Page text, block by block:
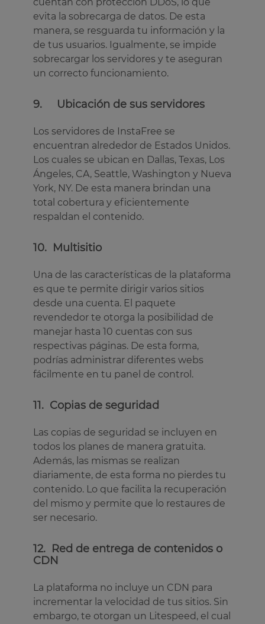
cuentan con protección DDoS, lo que
evita la sobrecarga de datos. De esta
manera, se resguarda tu información y la
de tus usuarios. Igualmente, se impide
sobrecargar los servidores y te aseguran
un correcto funcionamiento.
9. Ubicación de sus servidores
Los servidores de InstaFree se
encuentran alrededor de Estados Unidos.
Los cuales se ubican en Dallas, Texas, Los
Ángeles, CA, Seattle, Washington y Nueva
York, NY. De esta manera brindan una
total cobertura y eficientemente
respaldan el contenido.
10. Multisitio
Una de las características de la plataforma
es que te permite dirigir varios sitios
desde una cuenta. El paquete
revendedor te otorga la posibilidad de
manejar hasta 10 cuentas con sus
respectivas páginas. De esta forma,
podrías administrar diferentes webs
fácilmente en tu panel de control.
11. Copias de seguridad
Las copias de seguridad se incluyen en
todos los planes de manera gratuita.
Además, las mismas se realizan
diariamente, de esta forma no pierdes tu
contenido. Lo que facilita la recuperación
del mismo y permite que lo restaures de
ser necesario.
12. Red de entrega de contenidos o
CDN
La plataforma no incluye un CDN para
incrementar la velocidad de tus sitios. Sin
embargo, te otorgan un Litespeed, el cual